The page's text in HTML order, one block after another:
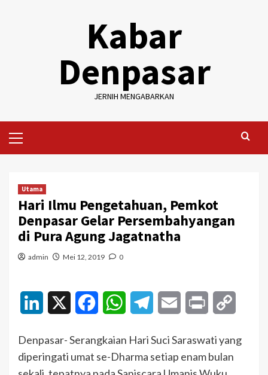
Kabar
Denpasar
JERNIH MENGABARKAN
Menu
Utama
Hari Ilmu Pengetahuan, Pemkot
Denpasar Gelar Persembahyangan
di Pura Agung Jagatnatha
admin Mei 12, 2019 0
LinkedIn FacebookWhatsAppTelegramEmail Print
Denpasar- Serangkaian Hari Suci Saraswati yang
diperingati umat se-Dharma setiap enam bulan